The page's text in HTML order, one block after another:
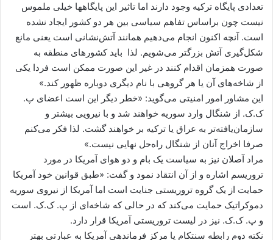
تعدادی پایگاه ترکیه وجود دارند اما تاثیر این پایگاهها خیلی ملموس
نیست چون براساس تفاهم سیاسی بین هر دو کشور ایجاد نشده
است. آنچه اکنون انجام می‌دهیم همانند آتش‌نشانی است یعنی مانع
شکل‌گیری آتش بزرگتر می‌شویم. لذا باید کشورهای منطقه به
صورت همزمان اقدام کنند در غیر این صورت ممکن است فردا یکی
از شاخه‌های آن یا هر گروهی با نام دیگری دوباره ظهور کند.»
این مشاور امور امنیتی می‌گوید: «خطر دیگر این است اعضای پ.
ک.ک. از شنگال وارد سوریه خواهند شد و با نیرویی بیشتر و
سازمان‌یافته‌تر به عراق یا ترکیه بر خواهند گشت. لذا فکر می‌کنم
صرفا اخراج آنان از شنگال راه‌حل نهایی نیست.»
مراد آصلان نیز به سیاست یک بام و دو هوای آمریکا در مورد
تروریسم اشاره و از آن انتقاد نمود و گفت: «طبق قوانین خود آمریکا
حمایت از یک گروه تروریستی جنایت است اما آمریکا از نیروی سوریه
دموکراتیک حمایت می‌کند که در حالی که شاخه‌ای از پ. ک.ک. است
و پ. ک.ک. نیز در لیست تروریستی آمریکا قرار دارد.
نکته دوم رابطه سنتکام یا مرکز فرماندهی آمریکا به عبارتی بهتر